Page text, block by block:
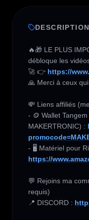
🔥🎁 LE PLUS
débloque les
🚀 👉 https://
🙏 Merci à ceux
💸 Liens affiliés
- 🪙 Wallet
MAKERTRONIC) :
https://
💬 Rejoins ma
requis)
📍 DISCORD :